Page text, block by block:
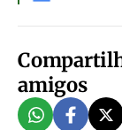
amigos